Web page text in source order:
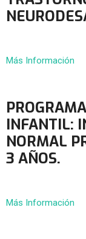
Más Información
INFANTIL:
NORMAL
3 AÑOS.
Más Información